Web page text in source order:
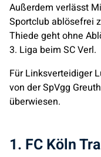
Außerdem verlässt
Sportclub ablösefrei
Thiede geht ohne
3. Liga beim SC Verl.
Für Linksverteidiger
von der SpVgg
überwiesen.
1. FC Köln